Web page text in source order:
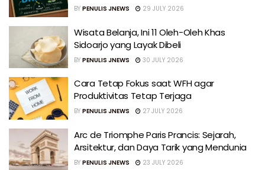
BY PENULIS JNEWS 29 JULY 2026
Wisata Belanja, Ini 11 Oleh-Oleh Khas
Sidoarjo yang Layak Dibeli
BY PENULIS JNEWS 30 JULY 2026
Cara Tetap Fokus saat WFH agar
Produktivitas Tetap Terjaga
BY PENULIS JNEWS 27 JULY 2026
Arc de Triomphe Paris Prancis: Sejarah,
Arsitektur, dan Daya Tarik yang Mendunia
BY PENULIS JNEWS 23 JULY 2026